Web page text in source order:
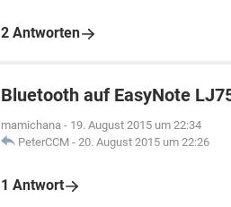
2 Antworten
Bluetooth auf EasyNote
mamichana - 19. August 2015 um 22:34
PeterCCM - 20. August 2015 um 22:26
1 Antwort